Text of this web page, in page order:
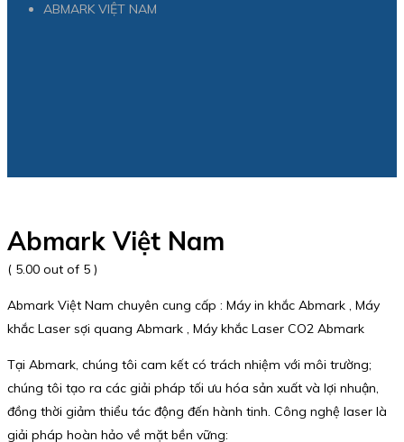
ABMARK VIỆT NAM
Abmark Việt Nam
( 5.00 out of 5 )
Abmark Việt Nam chuyên cung cấp : Máy in khắc Abmark , Máy
khắc Laser sợi quang Abmark , Máy khắc Laser CO2 Abmark
Tại Abmark, chúng tôi cam kết có trách nhiệm với môi trường;
chúng tôi tạo ra các giải pháp tối ưu hóa sản xuất và lợi nhuận,
đồng thời giảm thiểu tác động đến hành tinh. Công nghệ laser là
giải pháp hoàn hảo về mặt bền vững: